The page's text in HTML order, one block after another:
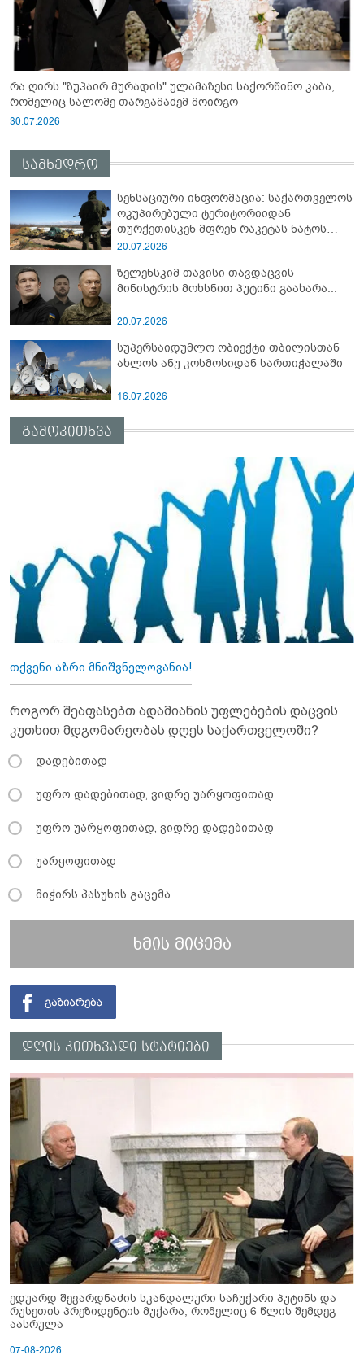
რა ღირს "ზუჰაირ მურადის" ულამაზესი საქორწინო კაბა,
რომელიც სალომე თარგამაძემ მოირგო
30.07.2026
სამხედრო
სენსაციური ინფორმაცია: საქართველოს
ოკუპირებული ტერიტორიიდან
თურქეთისკენ მფრენ რაკეტას ნატოს
სამიტი კინაღამ ჩაუშლია
20.07.2026
ზელენსკიმ თავისი თავდაცვის
მინისტრის მოხსნით პუტინი გაახარა...
20.07.2026
სუპერსაიდუმლო ობიექტი თბილისთან
ახლოს ანუ კოსმოსიდან სართიჭალაში
16.07.2026
გამოკითხვა
თქვენი აზრი მნიშვნელოვანია!
როგორ შეაფასებთ ადამიანის უფლებების დაცვის
კუთხით მდგომარეობას დღეს საქართველოში?
დადებითად
უფრო დადებითად, ვიდრე უარყოფითად
უფრო უარყოფითად, ვიდრე დადებითად
უარყოფითად
მიჭირს პასუხის გაცემა
ხმის მიცემა
დღის კითხვადი სტატიები
ედუარდ შევარდნაძის სკანდალური საჩუქარი პუტინს და
რუსეთის პრეზიდენტის მუქარა, რომელიც 6 წლის შემდეგ
აასრულა
07-08-2026